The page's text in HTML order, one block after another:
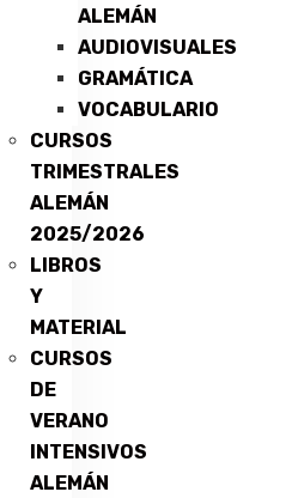
ALEMÁN
AUDIOVISUALES
GRAMÁTICA
VOCABULARIO
CURSOS
TRIMESTRALES
ALEMÁN
2025/2026
LIBROS
Y
MATERIAL
CURSOS
DE
VERANO
INTENSIVOS
ALEMÁN